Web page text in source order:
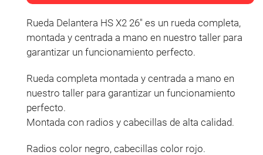
Rueda Delantera HS X2 26" es un rueda completa,
montada y centrada a mano en nuestro taller para
garantizar un funcionamiento perfecto.
Rueda completa montada y centrada a mano en
nuestro taller para garantizar un funcionamiento
perfecto.
Montada con radios y cabecillas de alta calidad.
Radios color negro, cabecillas color rojo.